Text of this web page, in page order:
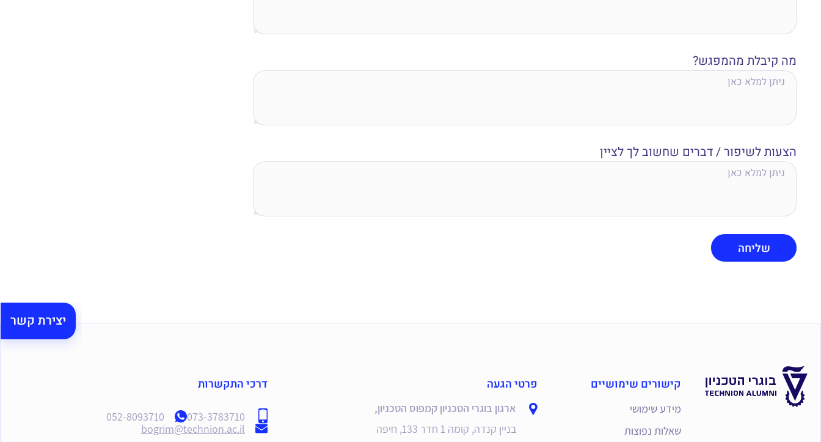
מה קיבלת מהמפגש?
הצעות לשיפור / דברים שחשוב לך לציין
יצירת קשר
קישורים שימושיים
מידע שימושי
שאלות נפוצות
פרטי הגעה
ארגון בוגרי הטכניון קמפוס הטכניון,
בניין קנדה, קומה 1 חדר 133, חיפה
דרכי התקשרות
073-3783710
052-8093710
bogrim@technion.ac.il